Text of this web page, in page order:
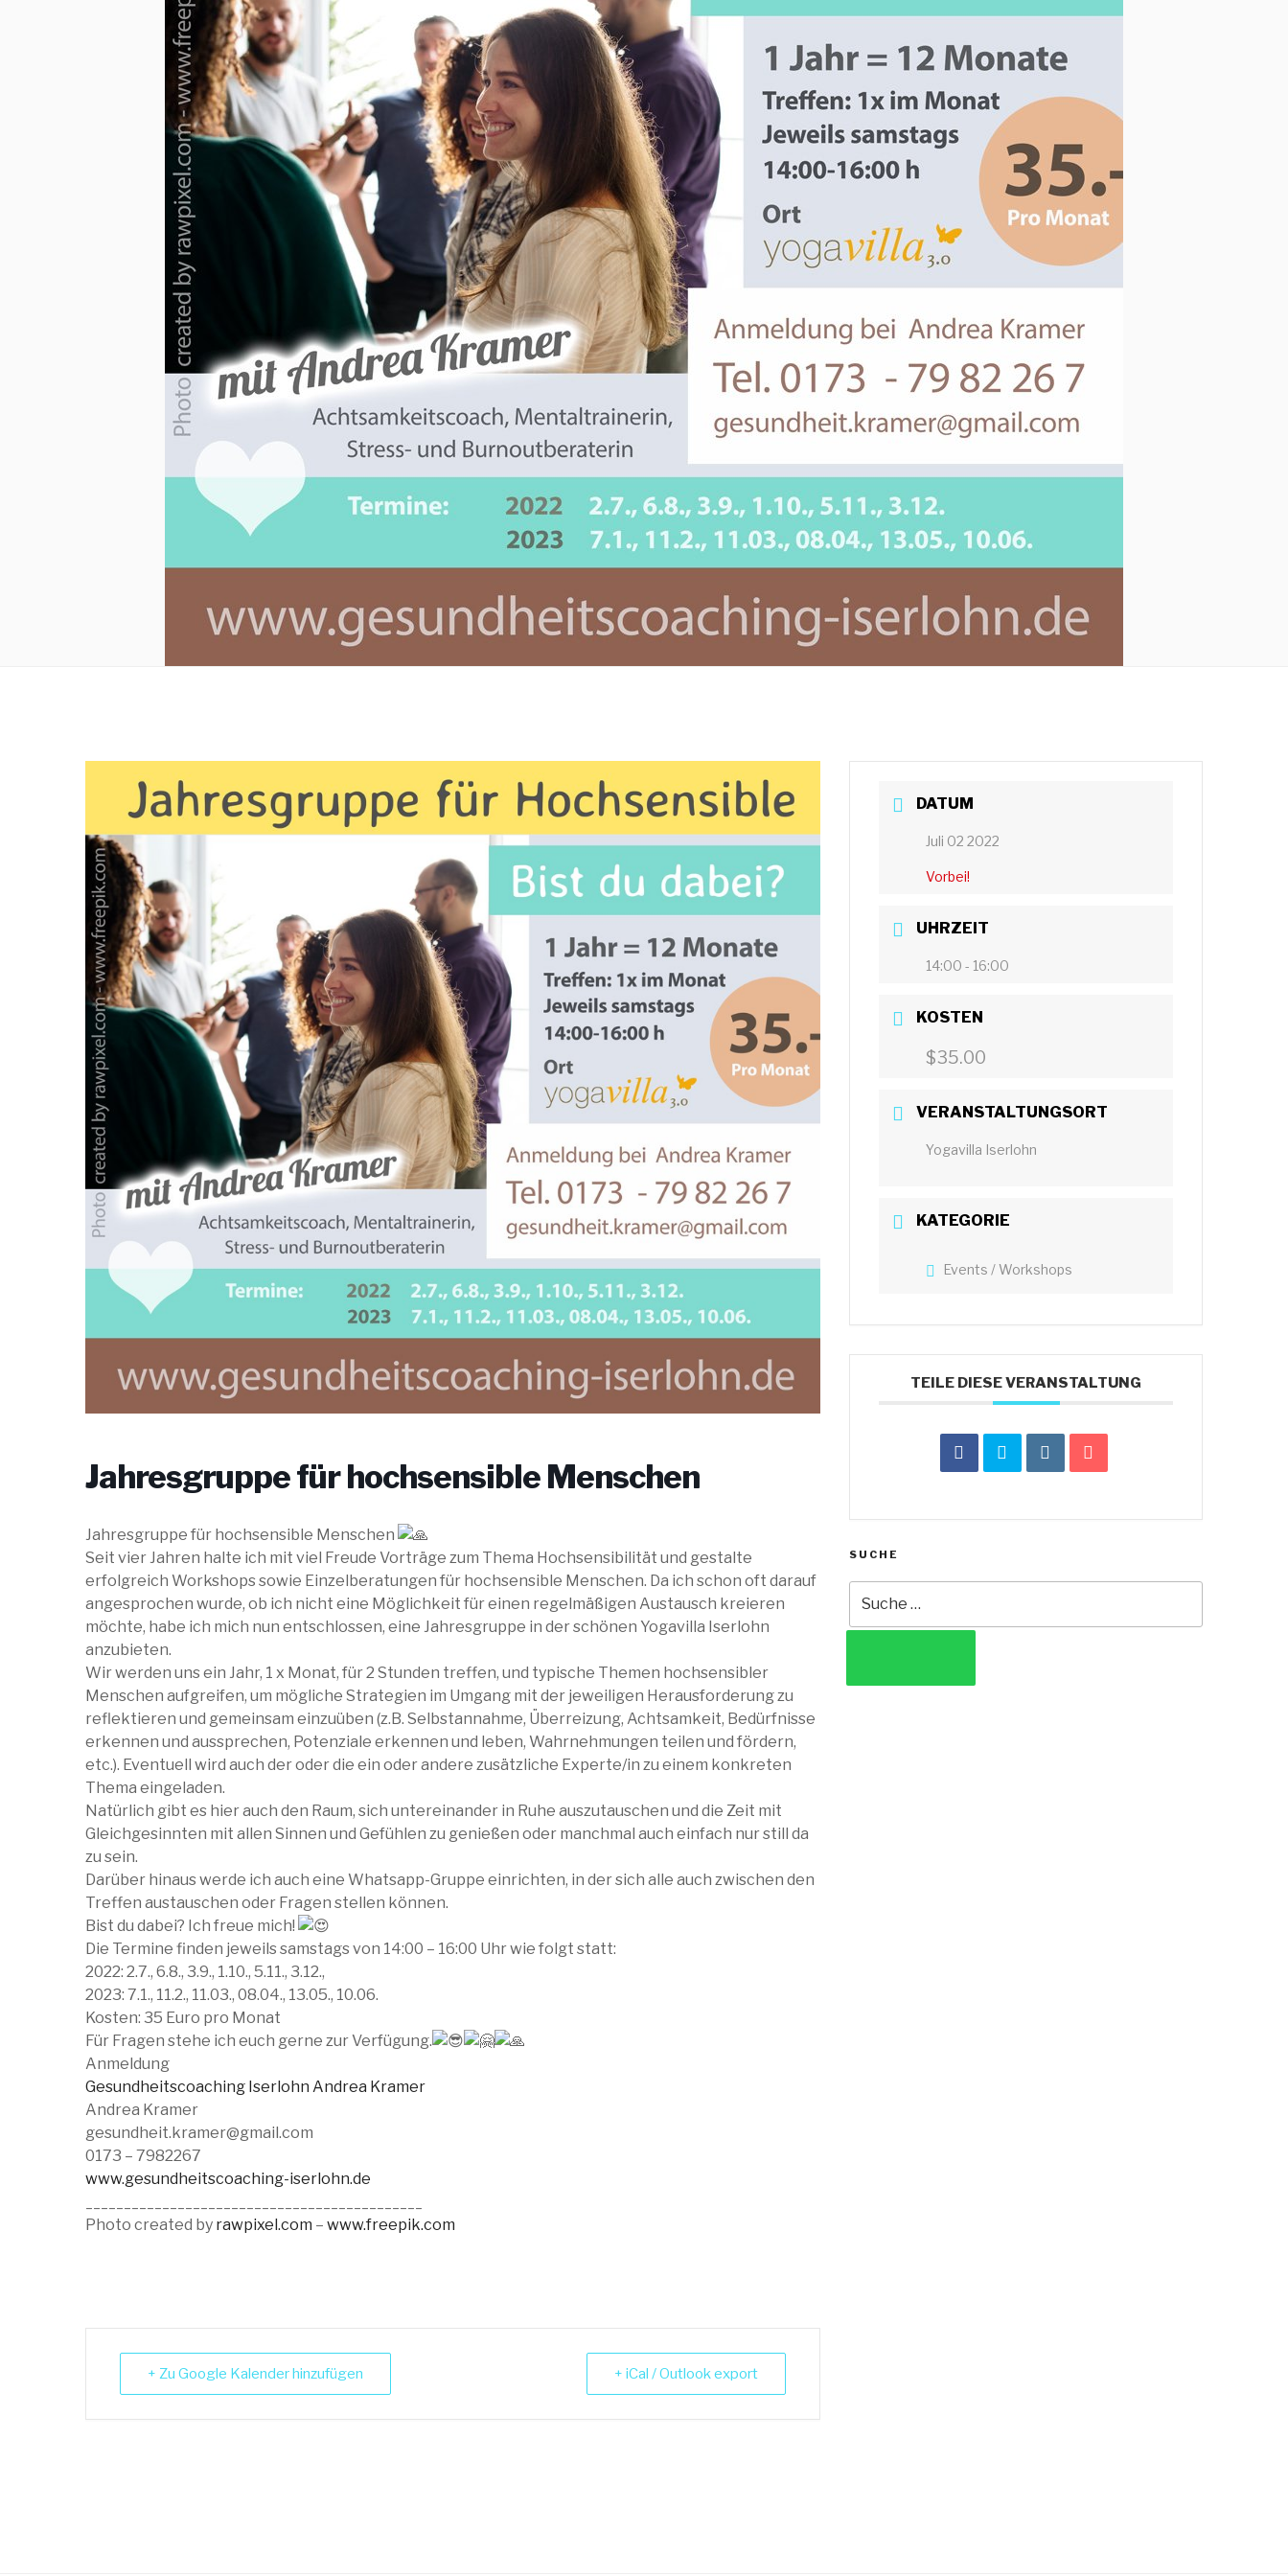
Jahresgruppe für hochsensible Menschen
Jahresgruppe für hochsensible Menschen
Seit vier Jahren halte ich mit viel Freude Vorträge zum Thema Hochsensibilität und gestalte
erfolgreich Workshops sowie Einzelberatungen für hochsensible Menschen. Da ich schon oft darauf
angesprochen wurde, ob ich nicht eine Möglichkeit für einen regelmäßigen Austausch kreieren
möchte, habe ich mich nun entschlossen, eine Jahresgruppe in der schönen Yogavilla Iserlohn
anzubieten.
Wir werden uns ein Jahr, 1 x Monat, für 2 Stunden treffen, und typische Themen hochsensibler
Menschen aufgreifen, um mögliche Strategien im Umgang mit der jeweiligen Herausforderung zu
reflektieren und gemeinsam einzuüben (z.B. Selbstannahme, Überreizung, Achtsamkeit, Bedürfnisse
erkennen und aussprechen, Potenziale erkennen und leben, Wahrnehmungen teilen und fördern,
etc.). Eventuell wird auch der oder die ein oder andere zusätzliche Experte/in zu einem konkreten
Thema eingeladen.
Natürlich gibt es hier auch den Raum, sich untereinander in Ruhe auszutauschen und die Zeit mit
Gleichgesinnten mit allen Sinnen und Gefühlen zu genießen oder manchmal auch einfach nur still da
zu sein.
Darüber hinaus werde ich auch eine Whatsapp-Gruppe einrichten, in der sich alle auch zwischen den
Treffen austauschen oder Fragen stellen können.
Bist du dabei? Ich freue mich!
Die Termine finden jeweils samstags von 14:00 – 16:00 Uhr wie folgt statt:
2022: 2.7., 6.8., 3.9., 1.10., 5.11., 3.12.,
2023: 7.1., 11.2., 11.03., 08.04., 13.05., 10.06.
Kosten: 35 Euro pro Monat
Für Fragen stehe ich euch gerne zur Verfügung.
Anmeldung
Gesundheitscoaching Iserlohn Andrea Kramer
Andrea Kramer
gesundheit.kramer@gmail.com
0173 – 7982267
www.gesundheitscoaching-iserlohn.de
Photo created by rawpixel.com – www.freepik.com
+ Zu Google Kalender hinzufügen + iCal / Outlook export
DATUM
Juli 02 2022
Vorbei!
UHRZEIT
14:00 - 16:00
KOSTEN
$35.00
VERANSTALTUNGSORT
Yogavilla Iserlohn
KATEGORIE
Events / Workshops
TEILE DIESE VERANSTALTUNG
SUCHE
nach: